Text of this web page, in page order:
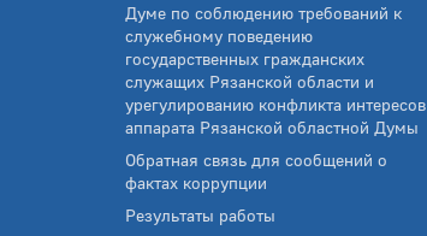
Думе по соблюдению требований к
служебному поведению
государственных гражданских
служащих Рязанской области и
урегулированию конфликта интересов
аппарата Рязанской областной Думы
Обратная связь для сообщений о
фактах коррупции
Результаты работы